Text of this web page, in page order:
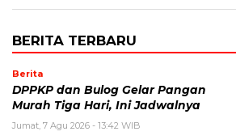
BERITA TERBARU
Berita
DPPKP dan Bulog Gelar Pangan
Murah Tiga Hari, Ini Jadwalnya
Jumat, 7 Agu 2026 - 13:42 WIB